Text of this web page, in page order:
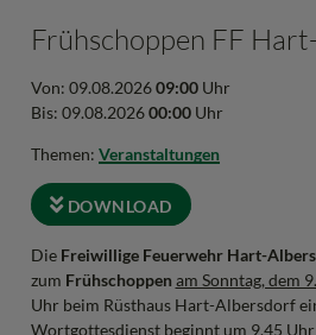
Frühschoppen FF
Von: 09.08.202609:00Uhr
Bis: 09.08.202600:00Uhr
Themen: Veranstaltungen
DOWNLOAD
Die Freiwillige Feuerwehr Hart-
zum Frühschoppen am Sonntag, dem
Uhr beim Rüsthaus Hart-Albersdorf
Wortgottesdienst beginnt um 9.45